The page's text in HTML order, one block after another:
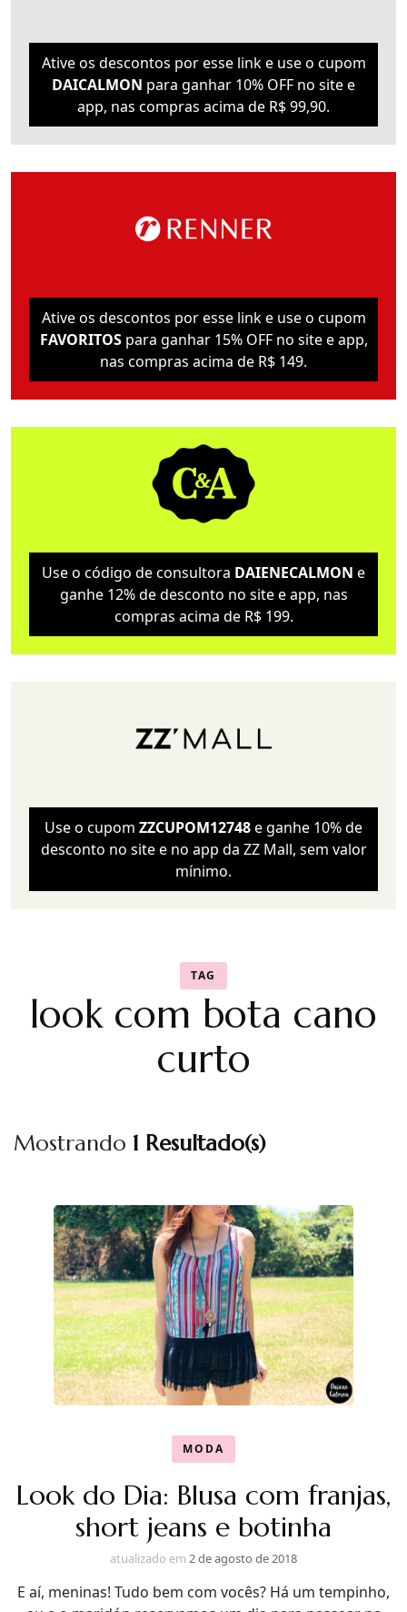
Ative os descontos por esse link e use o cupom
DAICALMON para ganhar 10% OFF no site e
app, nas compras acima de R$ 99,90.
Ative os descontos por esse link e use o cupom
FAVORITOSpara ganhar 15% OFF no site e app,
nas compras acima de R$ 149.
Use o código de consultora DAIENECALMON e
ganhe 12% de desconto no site e app, nas
compras acima de R$ 199.
Use o cupom ZZCUPOM12748e ganhe 10% de
desconto no site e no app da ZZ Mall, sem valor
mínimo.
TAG
look com bota cano
curto
Mostrando 1 Resultado(s)
MODA
Look do Dia: Blusa com franjas,
short jeans e botinha
atualizado em 2 de agosto de 2018
E aí, meninas! Tudo bem com vocês? Há um tempinho,